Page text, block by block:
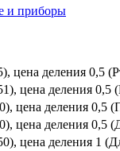
и приборы
цена деления 0,5
цена деления
цена деления 0,5
цена деления 0,5
цена деления 1